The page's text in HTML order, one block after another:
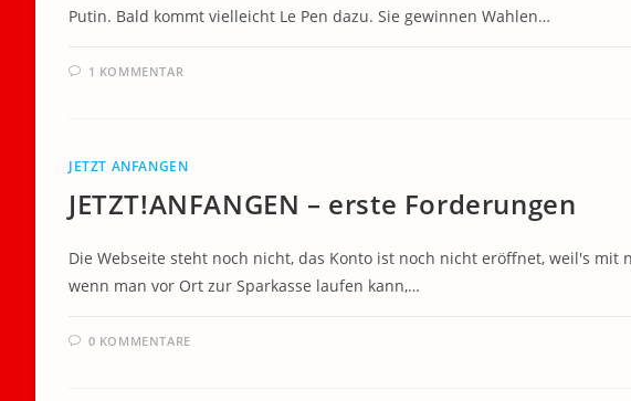
Putin. Bald kommt vielleicht Le Pen dazu. Sie gewinnen Wahlen…
1 KOMMENTAR
JETZT ANFANGEN
JETZT!ANFANGEN – erste Forderungen
Die Webseite steht noch nicht, das Konto ist noch nicht eröffnet, weil's
wenn man vor Ort zur Sparkasse laufen kann,…
0 KOMMENTARE